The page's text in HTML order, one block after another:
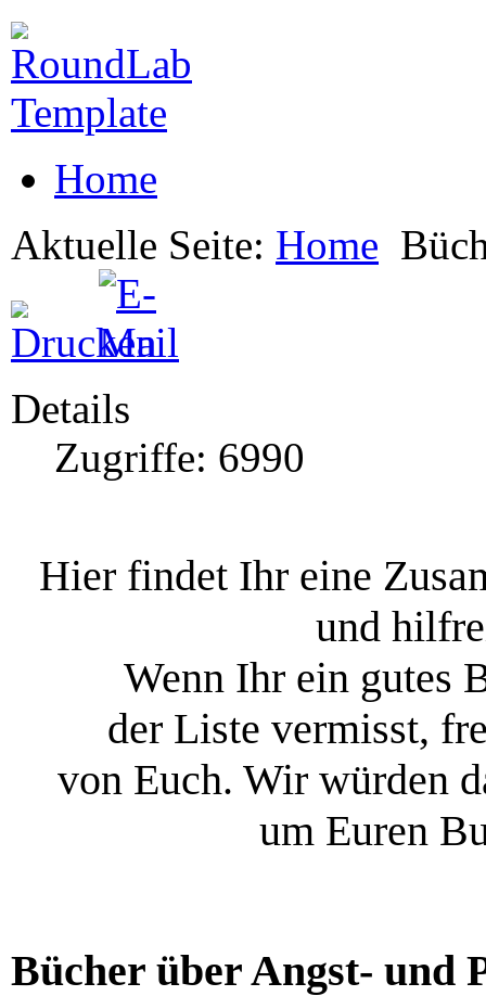
Home
Aktuelle Seite: Home
Details
Zugriffe: 6990
Hier findet Ihr eine
und
Wenn Ihr ein gutes
der Liste vermisst,
von Euch. Wir würden
um Euren
Bücher über Angst- und